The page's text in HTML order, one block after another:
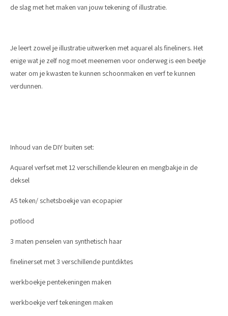
de slag met het maken van jouw tekening of illustratie.
Je leert zowel je illustratie uitwerken met aquarel als fineliners. Het
enige wat je zelf nog moet meenemen voor onderweg is een beetje
water om je kwasten te kunnen schoonmaken en verf te kunnen
verdunnen.
Inhoud van de DIY buiten set:
Aquarel verfset met 12 verschillende kleuren en mengbakje in de
deksel
A5 teken/ schetsboekje van ecopapier
potlood
3 maten penselen van synthetisch haar
finelinerset met 3 verschillende puntdiktes
werkboekje pentekeningen maken
werkboekje verf tekeningen maken